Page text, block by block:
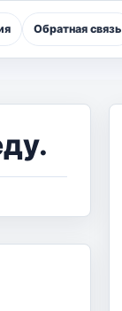
Обратная связь